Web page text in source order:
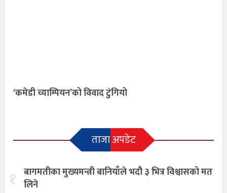
‘कमेडी च्याम्पियन’को विवाद टुंगियो
ताजा अपडेट
१ बागमतीका मुख्यमन्त्री बानियाँले भदौ ३ भित्र विश्वासको मत
लिने